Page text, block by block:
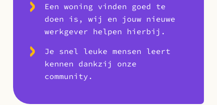
Een woning vinden goed te
doen is, wij en jouw nieuwe
werkgever helpen hierbij.
Je snel leuke mensen leert
kennen dankzij onze
community.